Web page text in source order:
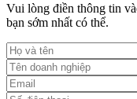
Vui lòng điền thông tin
bạn sớm nhất có thể.